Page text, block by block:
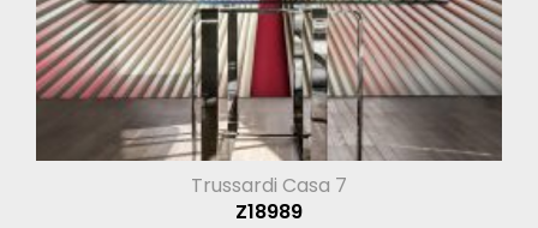
Trussardi Casa 7
Z18989